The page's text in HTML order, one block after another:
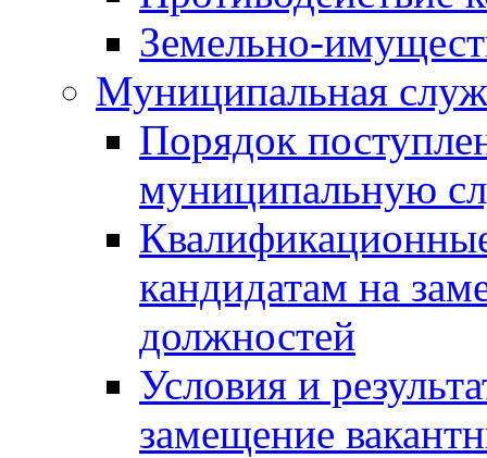
Земельно-
Муниципальная
Порядок
муниципальную
кандидатам на
должностей
Условия и
замещение